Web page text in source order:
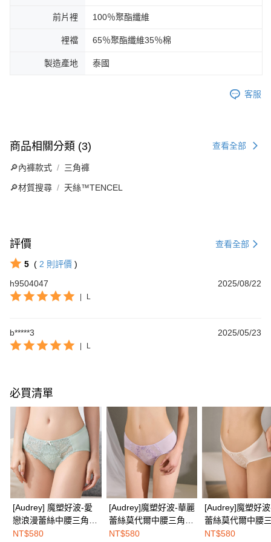
前片裡 100％聚酯纖維
裡襠 65％聚酯纖維35％棉
製造產地 泰國
客服
商品相關分類 (3) 查看全部
🔎內褲款式 三角褲
🔎材質搜尋 天絲™TENCEL
評價 查看全部
5 ( 2 則評價 )
h9504047
2025/08/22
L
b*****3 2025/05/23
L
必買清單
[Audrey] 魔塑好波-愛
戀浪漫蕾絲中腰三角內
褲-湖水藍
NT$580
[Audrey]魔塑好波-華麗
蕾絲莫代爾中腰三角內
褲-羅蘭紫
NT$580
[Audrey]魔塑好
蕾絲莫代爾中腰
褲-玫瑰白
NT$580